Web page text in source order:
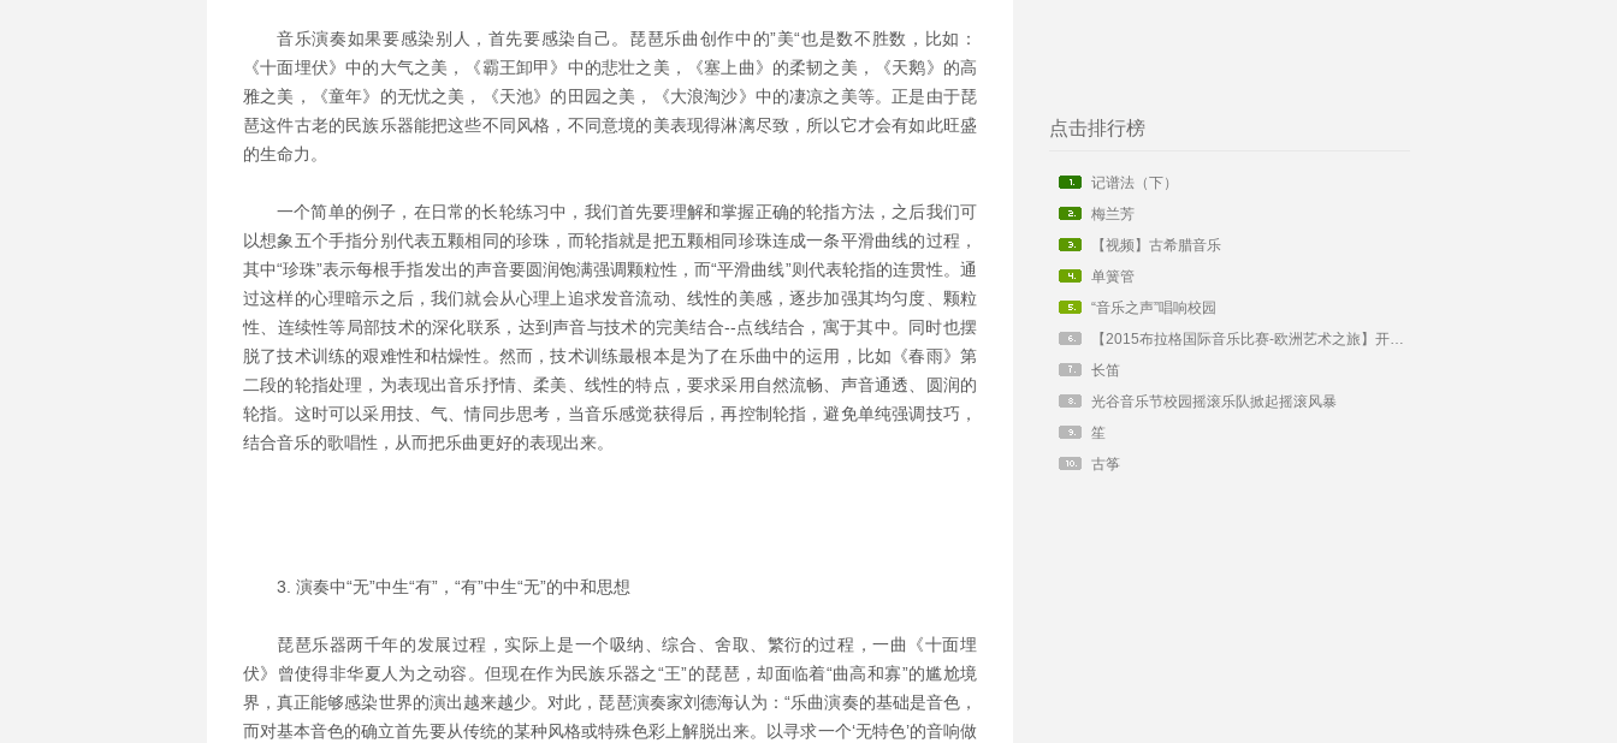
音乐演奏如果要感染别人，首先要感染自己。琵琶乐曲创作中的”美“也是数不胜数，比如：
《十面埋伏》中的大气之美，《霸王卸甲》中的悲壮之美，《塞上曲》的柔韧之美，《天鹅》的高
雅之美，《童年》的无忧之美，《天池》的田园之美，《大浪淘沙》中的凄凉之美等。正是由于琵
琶这件古老的民族乐器能把这些不同风格，不同意境的美表现得淋漓尽致，所以它才会有如此旺盛
的生命力。
一个简单的例子，在日常的长轮练习中，我们首先要理解和掌握正确的轮指方法，之后我们可
以想象五个手指分别代表五颗相同的珍珠，而轮指就是把五颗相同珍珠连成一条平滑曲线的过程，
其中“珍珠”表示每根手指发出的声音要圆润饱满强调颗粒性，而“平滑曲线”则代表轮指的连贯性。通
过这样的心理暗示之后，我们就会从心理上追求发音流动、线性的美感，逐步加强其均匀度、颗粒
性、连续性等局部技术的深化联系，达到声音与技术的完美结合--点线结合，寓于其中。同时也摆
脱了技术训练的艰难性和枯燥性。然而，技术训练最根本是为了在乐曲中的运用，比如《春雨》第
二段的轮指处理，为表现出音乐抒情、柔美、线性的特点，要求采用自然流畅、声音通透、圆润的
轮指。这时可以采用技、气、情同步思考，当音乐感觉获得后，再控制轮指，避免单纯强调技巧，
结合音乐的歌唱性，从而把乐曲更好的表现出来。
3. 演奏中“无”中生“有”，“有”中生“无”的中和思想
琵琶乐器两千年的发展过程，实际上是一个吸纳、综合、舍取、繁衍的过程，一曲《十面埋
伏》曾使得非华夏人为之动容。但现在作为民族乐器之“王”的琵琶，却面临着“曲高和寡”的尴尬境
界，真正能够感染世界的演出越来越少。对此，琵琶演奏家刘德海认为：“乐曲演奏的基础是音色，
而对基本音色的确立首先要从传统的某种风格或特殊色彩上解脱出来。以寻求一个‘无特色’的音响做
点击排行榜
记谱法（下）
梅兰芳
【视频】古希腊音乐
单簧管
“音乐之声”唱响校园
【2015布拉格国际音乐比赛-欧洲艺术之旅】开始报名啦！
长笛
光谷音乐节校园摇滚乐队掀起摇滚风暴
笙
古筝